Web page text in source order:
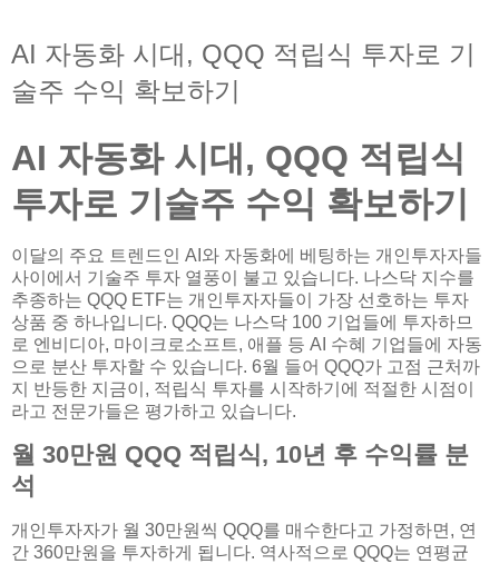
AI 자동화 시대, QQQ 적립식 투자로 기
술주 수익 확보하기
AI 자동화 시대, QQQ 적립식
투자로 기술주 수익 확보하기
이달의 주요 트렌드인 AI와 자동화에 베팅하는 개인투자자들
사이에서 기술주 투자 열풍이 불고 있습니다. 나스닥 지수를
추종하는 QQQ ETF는 개인투자자들이 가장 선호하는 투자
상품 중 하나입니다. QQQ는 나스닥 100 기업들에 투자하므
로 엔비디아, 마이크로소프트, 애플 등 AI 수혜 기업들에 자동
으로 분산 투자할 수 있습니다. 6월 들어 QQQ가 고점 근처까
지 반등한 지금이, 적립식 투자를 시작하기에 적절한 시점이
라고 전문가들은 평가하고 있습니다.
월 30만원 QQQ 적립식, 10년 후 수익률 분
석
개인투자자가 월 30만원씩 QQQ를 매수한다고 가정하면, 연
간 360만원을 투자하게 됩니다. 역사적으로 QQQ는 연평균